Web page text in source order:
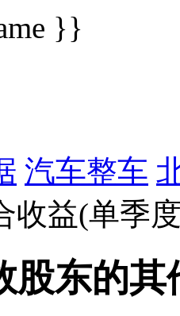
}}
汽车整车
收益(单季
股东的